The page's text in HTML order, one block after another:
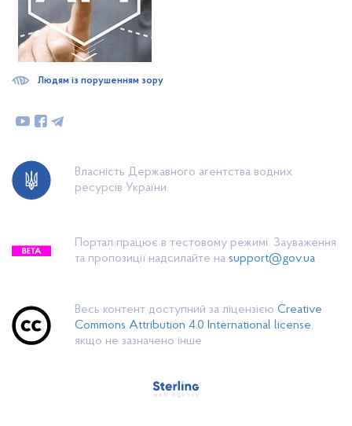
Власність Державного агентства водних
ресурсів України.
Портал працює в тестовому режимі. Зауваження
та пропозиції надсилайте на support@gov.ua
Весь контент доступний за ліцензією Creative
Commons Attribution 4.0 International license,
якщо не зазначено інше
Людям із порушенням зору